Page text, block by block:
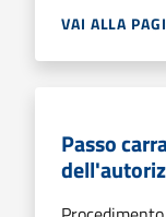
VAI ALLA
Passo